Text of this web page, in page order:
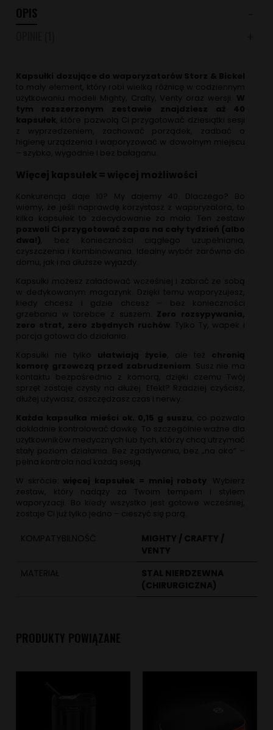
OPIS
Kapsułki dozujące do waporyzatorów Storz & Bickel
to mały element, który robi wielką różnicę w codziennym
użytkowaniu modeli Mighty, Crafty, Venty oraz wersji. W
tym rozszerzonym zestawie znajdziesz aż 40
kapsułek , które pozwolą Ci przygotować dziesiątki sesji
z wyprzedzeniem, zachować porządek, zadbać o
higienę urządzenia i waporyzować w dowolnym miejscu
– szybko, wygodnie i bez bałaganu.
Więcej kapsułek = więcej możliwości
Konkurencja daje 10? My dajemy 40. Dlaczego? Bo
wiemy, że jeśli naprawdę korzystasz z waporyzatora, to
kilka kapsułek to zdecydowanie za mało. Ten zestaw
pozwoli Ci przygotować zapas na cały tydzień (albo
dwa!) , bez konieczności ciągłego uzupełniania,
czyszczenia i kombinowania. Idealny wybór zarówno do
domu, jak i na dłuższe wyjazdy.
Kapsułki możesz załadować wcześniej i zabrać ze sobą
w dedykowanym magazynk. Dzięki temu waporyzujesz,
kiedy chcesz i gdzie chcesz – bez konieczności
grzebania w torebce z suszem. Zero rozsypywania,
zero strat, zero zbędnych ruchów. Tylko Ty, wapek i
porcja gotowa do działania.
Kapsułki nie tylko ułatwiają życie , ale też chronią
komorę grzewczą przed zabrudzeniem . Susz nie ma
kontaktu bezpośrednio z komorą, dzięki czemu Twój
sprzęt zostaje czysty na dłużej. Efekt? Rzadziej czyścisz,
dłużej używasz, oszczędzasz czas i nerwy.
Każda kapsułka mieści ok. 0,15 g suszu , co pozwala
dokładnie kontrolować dawkę. To szczególnie ważne dla
użytkowników medycznych lub tych, którzy chcą utrzymać
stały poziom działania. Bez zgadywania, bez „na oko” –
pełna kontrola nad każdą sesją.
W skrócie: więcej kapsułek = mniej roboty . Wybierz
zestaw, który nadąży za Twoim tempem i stylem
waporyzacji. Bo kiedy wszystko jest gotowe wcześniej,
zostaje Ci już tylko jedno – cieszyć się parą.
KOMPATYBILNOŚĆ
MIGHTY / CRAFTY /
VENTY
MATERIAŁ
STAL NIERDZEWNA
(CHIRURGICZNA)
PRODUKTY POWIĄZANE